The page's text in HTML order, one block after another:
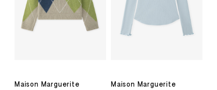
Maison Marguerite Maison Marguerite